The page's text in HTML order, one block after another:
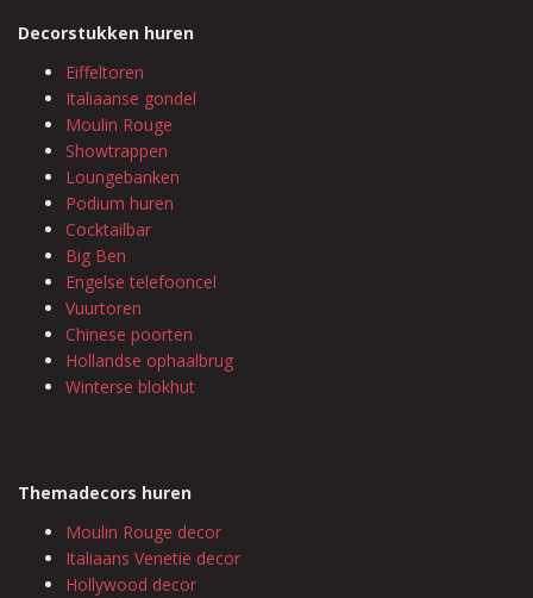
Decorstukken huren
Eiffeltoren
Italiaanse gondel
Moulin Rouge
Showtrappen
Loungebanken
Podium huren
Cocktailbar
Big Ben
Engelse telefooncel
Vuurtoren
Chinese poorten
Hollandse ophaalbrug
Winterse blokhut
Themadecors huren
Moulin Rouge decor
Italiaans Venetië decor
Hollywood decor